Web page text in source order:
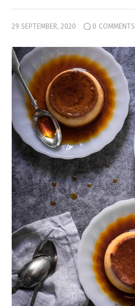
Services
Επικοινωνία
Συνεργασίες
Moments of Mine
FAQ
29 SEPTEMBER, 2020 0 COMMENTS